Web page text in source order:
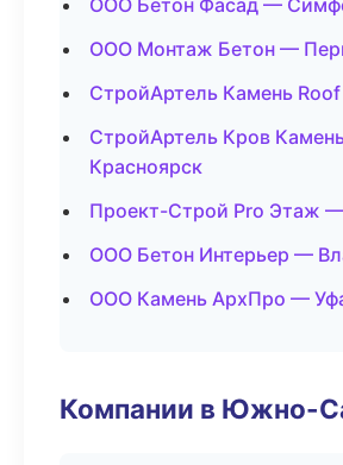
ООО Бетон Фасад —
ООО Монтаж Бетон —
СтройАртель Камень
СтройАртель Кров
Красноярск
Проект-Строй Pro Этаж
ООО Бетон Интерьер —
ООО Камень АрхПро —
Компании в Южно-